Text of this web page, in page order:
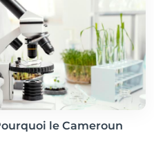
le Cameroun